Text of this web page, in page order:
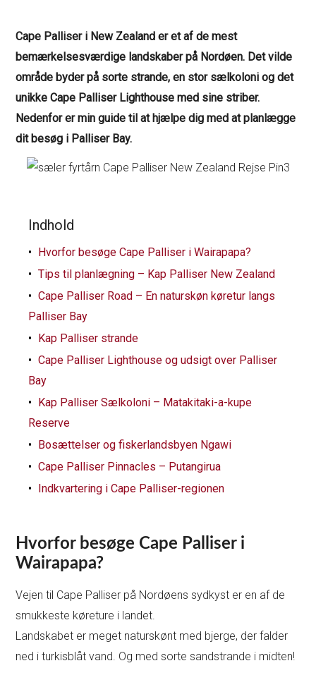
Cape Palliser i New Zealand er et af de mest
bemærkelsesværdige landskaber på Nordøen. Det vilde
område byder på sorte strande, en stor sælkoloni og det
unikke Cape Palliser Lighthouse med sine striber.
Nedenfor er min guide til at hjælpe dig med at planlægge
dit besøg i Palliser Bay.
Indhold
Hvorfor besøge Cape Palliser i Wairapapa?
Tips til planlægning – Kap Palliser New Zealand
Cape Palliser Road – En naturskøn køretur langs
Palliser Bay
Kap Palliser strande
Cape Palliser Lighthouse og udsigt over Palliser
Bay
Kap Palliser Sælkoloni – Matakitaki-a-kupe
Reserve
Bosættelser og fiskerlandsbyen Ngawi
Cape Palliser Pinnacles – Putangirua
Indkvartering i Cape Palliser-regionen
Hvorfor besøge Cape Palliser i
Wairapapa?
Vejen til Cape Palliser på Nordøens sydkyst er en af de
smukkeste køreture i landet.
Landskabet er meget naturskønt med bjerge, der falder
ned i turkisblåt vand. Og med sorte sandstrande i midten!